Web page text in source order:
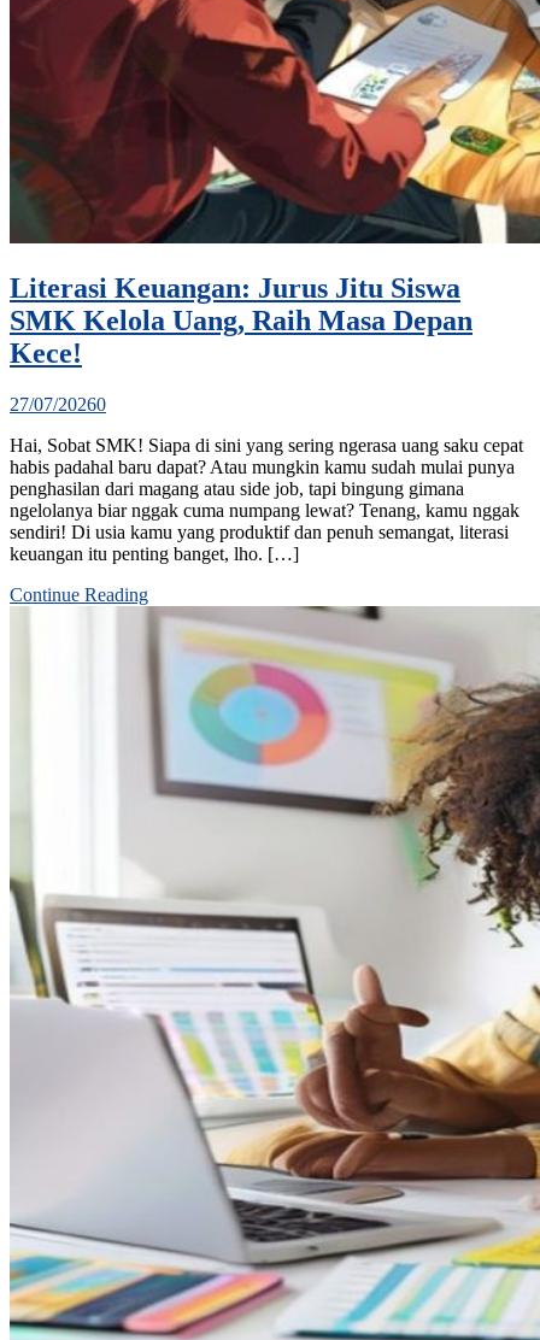
Literasi Keuangan: Jurus Jitu Siswa
SMK Kelola Uang, Raih Masa Depan
Kece!
27/07/20260
Hai, Sobat SMK! Siapa di sini yang sering ngerasa uang saku cepat
habis padahal baru dapat? Atau mungkin kamu sudah mulai punya
penghasilan dari magang atau side job, tapi bingung gimana
ngelolanya biar nggak cuma numpang lewat? Tenang, kamu nggak
sendiri! Di usia kamu yang produktif dan penuh semangat, literasi
keuangan itu penting banget, lho. […]
Continue Reading